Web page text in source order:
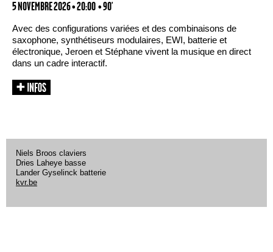
5 NOVEMBRE 2026 • 20:00 • 90'
Avec des configurations variées et des combinaisons de
saxophone, synthétiseurs modulaires, EWI, batterie et
électronique, Jeroen et Stéphane vivent la musique en direct
dans un cadre interactif.
Niels Broos claviers
Dries Laheye basse
Lander Gyselinck batterie
kvr.be